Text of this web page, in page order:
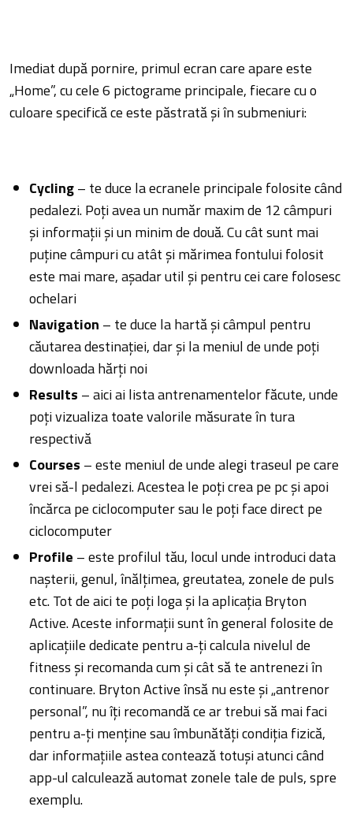
Imediat după pornire, primul ecran care apare este
„Home”, cu cele 6 pictograme principale, fiecare cu o
culoare specifică ce este păstrată și în submeniuri:
Cycling– te duce la ecranele principale folosite când
pedalezi. Poți avea un număr maxim de 12 câmpuri
și informații și un minim de două. Cu cât sunt mai
puține câmpuri cu atât și mărimea fontului folosit
este mai mare, așadar util și pentru cei care folosesc
ochelari
Navigation – te duce la hartă și câmpul pentru
căutarea destinației, dar și la meniul de unde poți
downloada hărți noi
Results – aici ai lista antrenamentelor făcute, unde
poți vizualiza toate valorile măsurate în tura
respectivă
Courses – este meniul de unde alegi traseul pe care
vrei să-l pedalezi. Acestea le poți crea pe pc și apoi
încărca pe ciclocomputer sau le poți face direct pe
ciclocomputer
Profile – este profilul tău, locul unde introduci data
nașterii, genul, înălțimea, greutatea, zonele de puls
etc. Tot de aici te poți loga și la aplicația Bryton
Active. Aceste informații sunt în general folosite de
aplicațiile dedicate pentru a-ți calcula nivelul de
fitness și recomanda cum și cât să te antrenezi în
continuare. Bryton Active însă nu este și „antrenor
personal”, nu îți recomandă ce ar trebui să mai faci
pentru a-ți menține sau îmbunătăți condiția fizică,
dar informațiile astea contează totuși atunci când
app-ul calculează automat zonele tale de puls, spre
exemplu.